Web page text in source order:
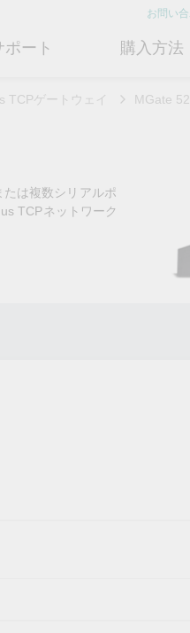
お問い
コンバータ
ルゲートウェイ
シリアルコンバータ/USBハ
ペアイーサネット
OTネットワークセキ
ポート
クニカルサポートは、 フ
購入方法
を新たな可能性に
TCPゲートウェイ MGate
は複数シリアルポ
TCPネットワーク